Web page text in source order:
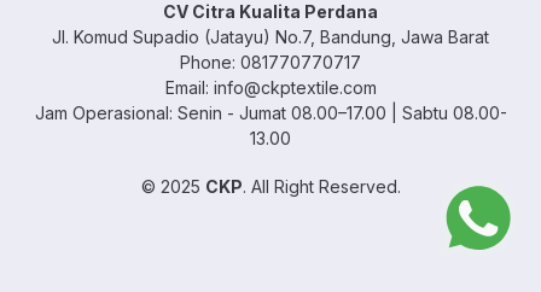
CV Citra Kualita Perdana
Jl. Komud Supadio (Jatayu) No.7, Bandung, Jawa Barat
Phone: 081770770717
Email: info@ckptextile.com
Jam Operasional: Senin - Jumat 08.00–17.00 | Sabtu 08.00-
13.00
© 2025 CKP. All Right Reserved.